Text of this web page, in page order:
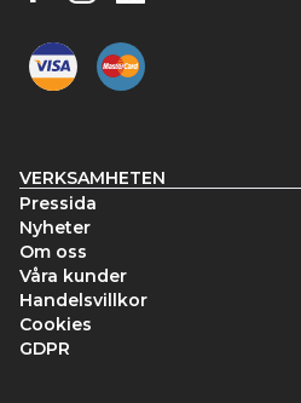
VERKSAMHETEN
Pressida
Nyheter
Om oss
Våra kunder
Handelsvillkor
Cookies
GDPR